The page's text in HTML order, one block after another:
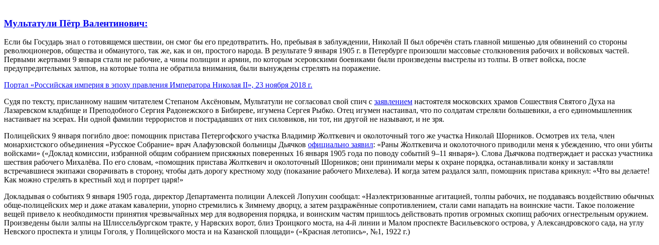
Мультатули Пётр Валентинович:
Если бы Государь знал о готовящемся шествии, он смог бы его предотвратить. Но, пребывая в заблуждении, Николай II был обречён стать главной мишенью для обвинений со стороны
революционеров, общества и обманутого, так же, как и он, простого народа. В результате 9 января 1905 г. в Петербурге произошли массовые столкновения рабочих и войсковых частей.
Первыми жертвами 9 января стали не рабочие, а чины полиции и армии, по которым эсеровскими боевиками были произведены выстрелы из толпы. В ответ войска, после
предупредительных залпов, на которые толпа не обратила внимания, были вынуждены стрелять на поражение.
Портал «Российская империя в эпоху правления Императора Николая II», 23 ноября 2018 г.
Судя по тексту, присланному нашим читателем Степаном Аксёновым, Мультатули не согласовал свой спич с заявлением настоятеля московских храмов Сошествия Святого Духа на
Лазаревском кладбище и Преподобного Сергия Радонежского в Бибиреве, игумена Сергея Рыбко. Отец игумен настаивал, что по солдатам стреляли большевики, а его единомышленник
настаивает на эсерах. Ни одной фамилии террористов и пострадавших от них силовиков, ни тот, ни другой не называют, и не зря.
Полицейских 9 января погибло двое: помощник пристава Петергофского участка Владимир Жолткевич и околоточный того же участка Николай Шорников. Осмотрев их тела, член
монархистского объединения «Русское Собрание» врач Алафузовской больницы Дьячков официально заявил: «Раны Жолткевича и околоточного приводили меня к убеждению, что они убиты
войсками» («Доклад комиссии, избранной общим собранием присяжных поверенных 16 января 1905 года по поводу событий 9–11 января»). Слова Дьячкова подтверждает и рассказ участника
шествия рабочего Михалёва. По его словам, «помощник пристава Жолткевич и околоточный Шорников; они принимали меры к охране порядка, останавливали конку и заставляли
встречавшиеся экипажи сворачивать в сторону, чтобы дать дорогу крестному ходу (показание рабочего Михелева). И когда затем раздался залп, помощник пристава крикнул: «Что вы делаете!
Как можно стрелять в крестный ход и портрет царя!»
Докладывая о событиях 9 января 1905 года, директор Департамента полиции Алексей Лопухин сообщал: «Наэлектризованные агитацией, толпы рабочих, не поддаваясь воздействию обычных
обще-полицейских мер и даже атакам кавалерии, упорно стремились к Зимнему дворцу, а затем раздражённые сопротивлением, стали сами нападать на воинские части. Такое положение
вещей привело к необходимости принятия чрезвычайных мер для водворения порядка, и воинским частям пришлось действовать против огромных скопищ рабочих огнестрельным оружием.
Произведены были залпы на Шлиссельбургском тракте, у Нарвских ворот, близ Троицкого моста, на 4-й линии и Малом проспекте Васильевского острова, у Александровского сада, на углу
Невского проспекта и улицы Гоголя, у Полицейского моста и на Казанской площади» («Красная летопись», №1, 1922 г.)